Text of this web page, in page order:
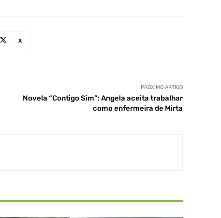
X
PRÓXIMO ARTIGO
Novela “Contigo Sim”: Angela aceita trabalhar
como enfermeira de Mirta